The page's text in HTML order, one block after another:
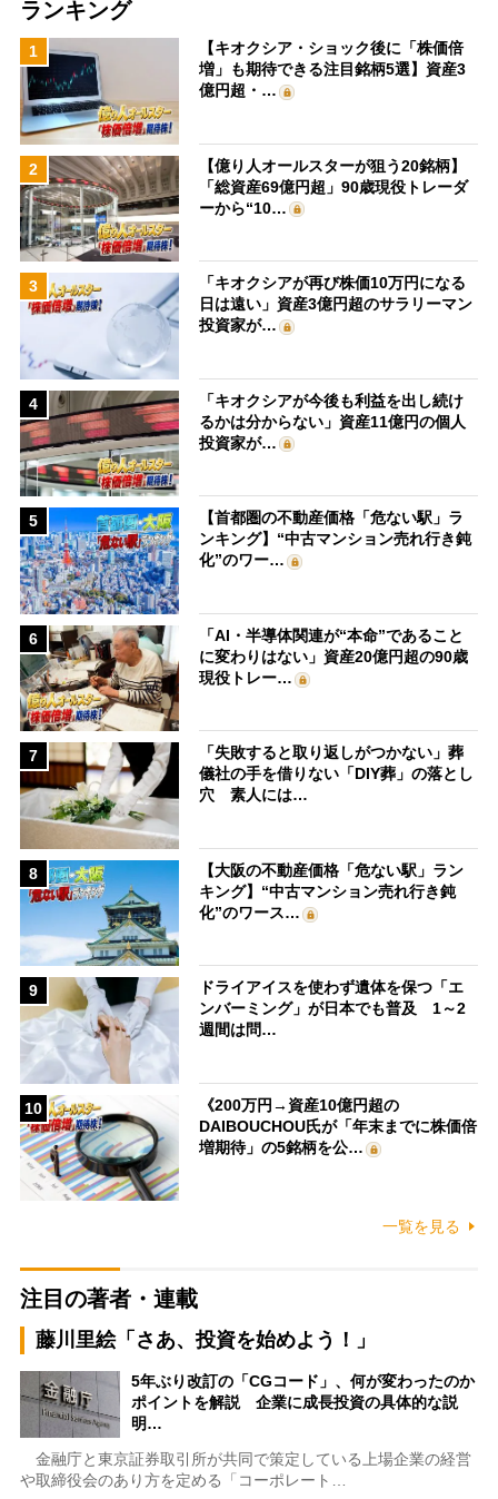
ランキング
1
【キオクシア・ショック後に「株価倍
増」も期待できる注目銘柄5選】資産3
億円超・…
2
【億り人オールスターが狙う20銘柄】
「総資産69億円超」90歳現役トレーダ
ーから“10…
3
「キオクシアが再び株価10万円になる
日は遠い」資産3億円超のサラリーマン
投資家が…
4
「キオクシアが今後も利益を出し続け
るかは分からない」資産11億円の個人
投資家が…
5
【首都圏の不動産価格「危ない駅」ラ
ンキング】“中古マンション売れ行き鈍
化”のワー…
6
「AI・半導体関連が“本命”であること
に変わりはない」資産20億円超の90歳
現役トレー…
7
「失敗すると取り返しがつかない」葬
儀社の手を借りない「DIY葬」の落とし
穴 素人には…
8
【大阪の不動産価格「危ない駅」ラン
キング】“中古マンション売れ行き鈍
化”のワース…
9
ドライアイスを使わず遺体を保つ「エ
ンバーミング」が日本でも普及 1～2
週間は問…
10
《200万円→資産10億円超の
DAIBOUCHOU氏が「年末までに株価倍
増期待」の5銘柄を公…
一覧を見る
注目の著者・連載
藤川里絵「さあ、投資を始めよう！」
5年ぶり改訂の「CGコード」、何が変わったのか
ポイントを解説 企業に成長投資の具体的な説
明…
金融庁と東京証券取引所が共同で策定している上場企業の経営
や取締役会のあり方を定める「コーポレート…